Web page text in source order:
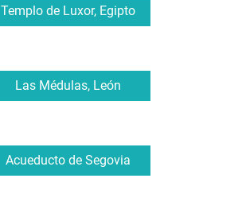
Templo de Luxor, Egipto
Las Médulas, León
Acueducto de Segovia